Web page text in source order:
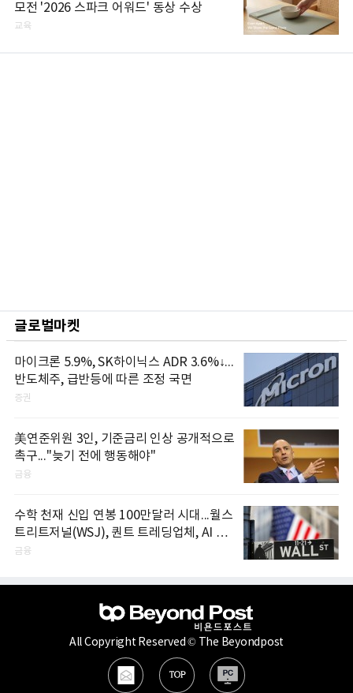
모전 '2026 스파크 어워드' 동상 수상
교육
글로벌마켓
마이크론 5.9%, SK하이닉스 ADR 3.6%↓...
반도체주, 급반등에 따른 조정 국면
증권
美연준위원 3인, 기준금리 인상 공개적으로
촉구..."늦기 전에 행동해야"
금융
수학 천재 신입 연봉 100만달러 시대...월스
트리트저널(WSJ), 퀀트 트레딩업체, AI 기
업들 인재 확보 경쟁
금융
All Copyright Reserved © The Beyondpost